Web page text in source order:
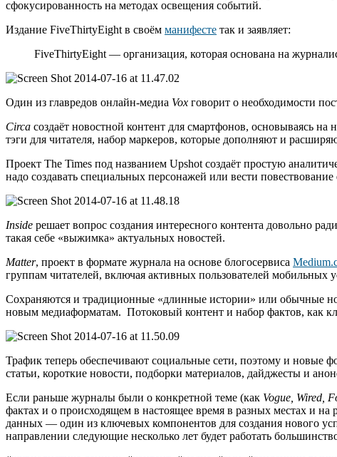
сфокусированность на методах освещения событий.
Издание FiveThirtyEight в своём манифесте так и заявляет:
FiveThirtyEight — организация, которая основана на
Один из главредов онлайн-медиа Vox говорит о необходимости
Circa создаёт новостной контент для смартфонов, основываясь на
тэги для читателя, набор маркеров, которые дополняют и
Проект The Times под названием Upshot создаёт простую
надо создавать специальных персонажей или вести
Inside решает вопрос создания интересного контента довольно
такая себе «выжимка» актуальных новостей.
Matter, проект в формате журнала на основе блогосервиса
группам читателей, включая активных пользователей мобильных
Сохраняются и традиционные «длинные истории» или обычные
новым медиаформатам. Потоковый контент и набор фактов, как
Трафик теперь обеспечивают социальные сети, поэтому и
статьи, короткие новости, подборки материалов, дайджесты и
Если раньше журналы были о конкретной теме (как Vogue, Wired,
фактах и о происходящем в настоящее время в разных местах и
данных — один из ключевых компонентов для создания нового
направлении следующие несколько лет будет работать